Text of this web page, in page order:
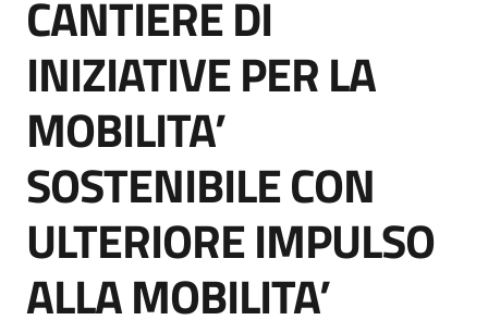
English
site
Seguici
su
CANTIERE DI
INIZIATIVE PER LA
MOBILITA’
SOSTENIBILE CON
ULTERIORE IMPULSO
ALLA MOBILITA’